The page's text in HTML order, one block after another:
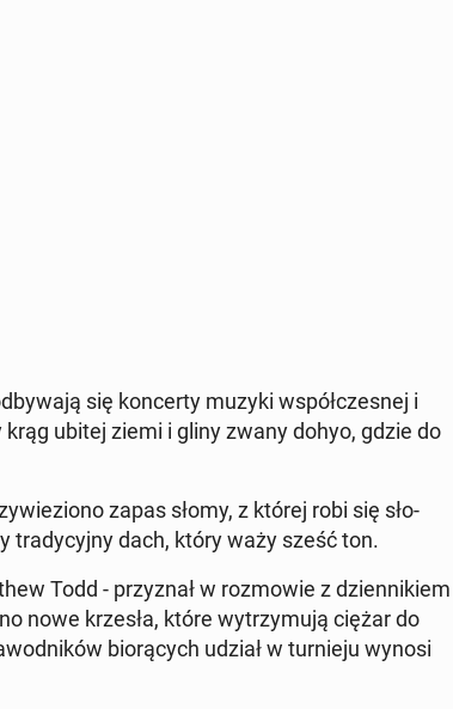
się kon­cer­ty muzyki współ­cze­snej i
ubitej ziemi i gliny zwany dohyo, gdzie do
zapas słomy, z której robi się sło­
tra­dy­cyj­ny dach, który waży sześć ton.
Todd - przy­znał w roz­mo­wie z dzien­ni­kiem
nowe krzesła, które wy­trzy­mu­ją ciężar do
bio­rą­cych udział w tur­nie­ju wynosi